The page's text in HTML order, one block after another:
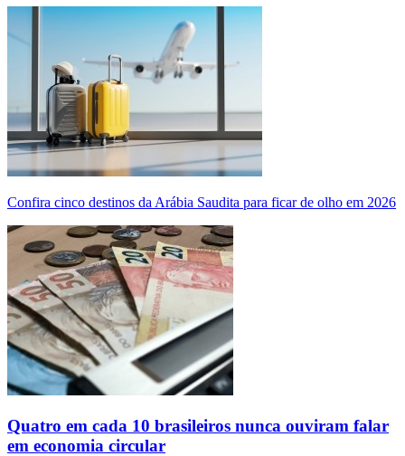
Confira cinco destinos da Arábia Saudita para ficar de olho em 2026
Quatro em cada 10 brasileiros nunca ouviram falar
em economia circular